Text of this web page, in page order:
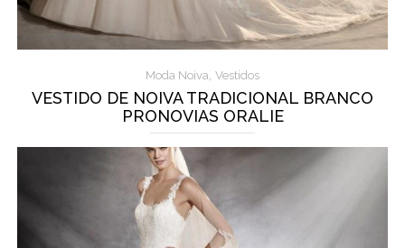
Moda Noiva, Vestidos
VESTIDO DE NOIVA TRADICIONAL BRANCO
PRONOVIAS ORALIE